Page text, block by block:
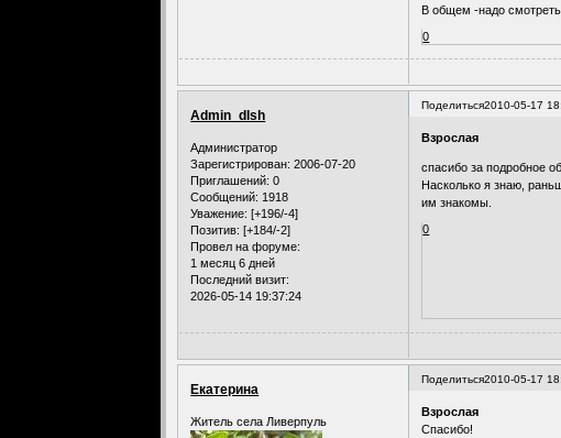
В общем -надо смотреть.
0
Поделиться2010-05-17
Admin_dlsh
Администратор
Зарегистрирован: 2006-07-20
Приглашений: 0
Сообщений: 1918
Уважение: [+196/-4]
Позитив: [+184/-2]
Провел на форуме:
1 месяц 6 дней
Последний визит:
2026-05-14 19:37:24
Взрослая
спасибо за подробное
Насколько я знаю,
им знакомы.
0
Поделиться2010-05-17
Екатерина
Житель села Ливерпуль
Взрослая
Спасибо!